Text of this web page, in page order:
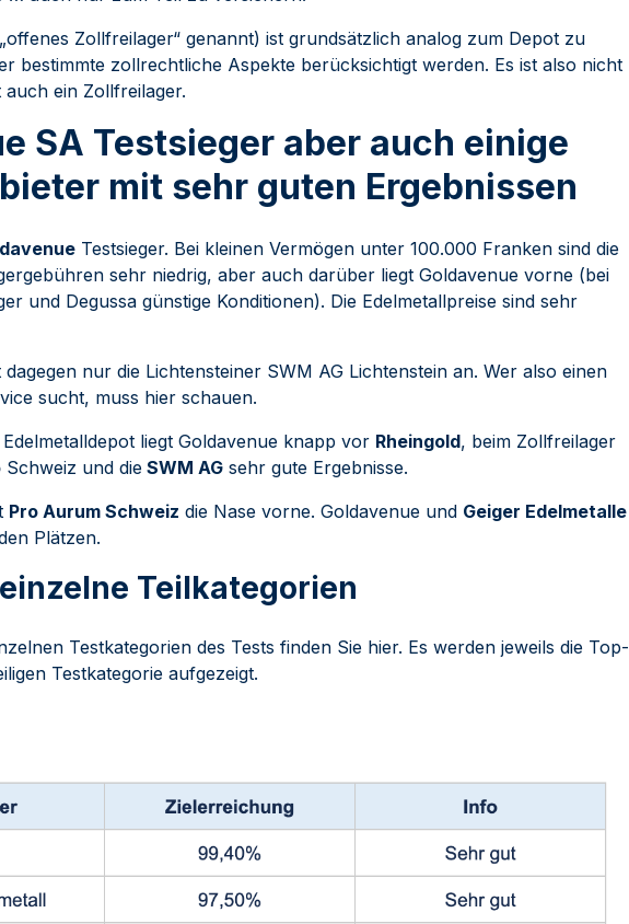
Zollfreilager“ genannt) ist grundsätzlich analog zum Depot zu
bestimmte zollrechtliche Aspekte berücksichtigt werden. Es ist also nicht
auch ein Zollfreilager.
SA Testsieger aber auch einige
mit sehr guten Ergebnissen
Testsieger. Bei kleinen Vermögen unter 100.000 Franken sind die
sehr niedrig, aber auch darüber liegt Goldavenue vorne (bei
und Degussa günstige Konditionen). Die Edelmetallpreise sind sehr
nur die Lichtensteiner SWM AG Lichtenstein an. Wer also einen
sucht, muss hier schauen.
liegt Goldavenue knapp vor Rheingold, beim Zollfreilager
Schweiz und die SWM AG sehr gute Ergebnisse.
Pro Aurum Schweiz die Nase vorne. Goldavenue und Geiger Edelmetalle
Plätzen.
Teilkategorien
Testkategorien des Tests finden Sie hier. Es werden jeweils die Top-
Testkategorie aufgezeigt.